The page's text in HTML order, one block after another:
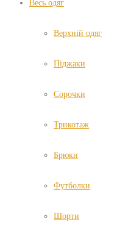
Весь одяг
Верхній одяг
Піджаки
Сорочки
Трикотаж
Брюки
Футболки
Шорти